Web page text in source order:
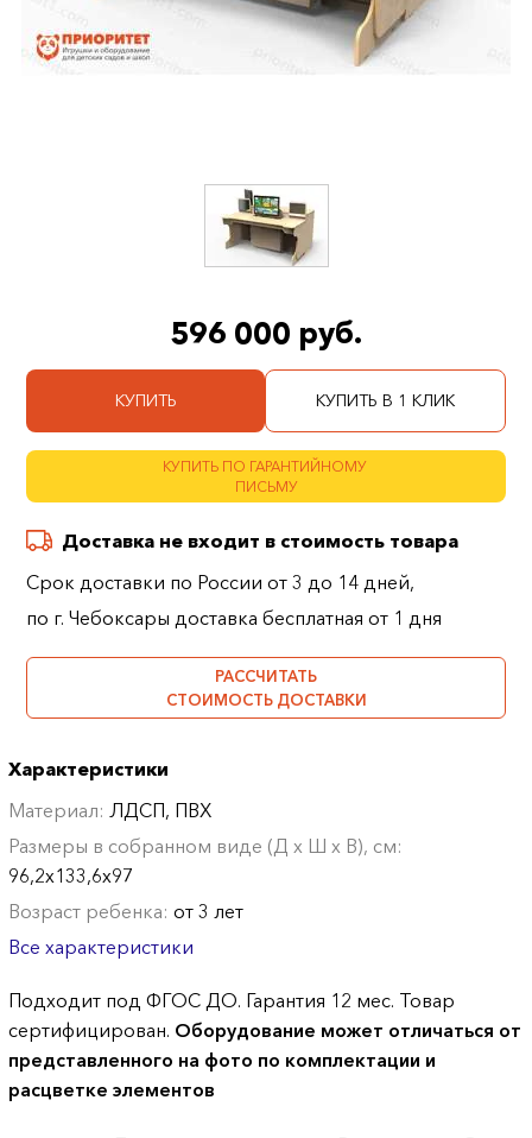
596 000 руб.
КУПИТЬ КУПИТЬ В 1 КЛИК
КУПИТЬ ПО ГАРАНТИЙНОМУ
ПИСЬМУ
Доставка не входит в стоимость товара
Срок доставки по России от 3 до 14 дней,
по г. Чебоксары доставка бесплатная от 1 дня
РАССЧИТАТЬ
СТОИМОСТЬ ДОСТАВКИ
Характеристики
Материал:ЛДСП, ПВХ
Размеры в собранном виде (Д х Ш х В), см:
96,2х133,6х97
Возраст ребенка:от 3 лет
Все характеристики
Подходит под ФГОС ДО. Гарантия 12 мес. Товар
сертифицирован. Оборудование может отличаться от
представленного на фото по комплектации и
расцветке элементов